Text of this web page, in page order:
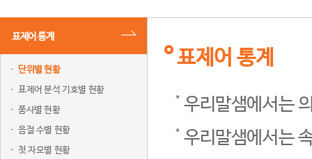
표제어 통계
단위별 현황
표제어 분석 기호별 현황
품사별 현황
음절 수별 현황
첫 자모별 현황
표제어 통계
우리말샘에서는
우리말샘에서는